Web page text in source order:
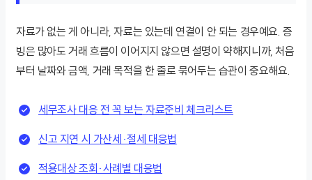
자료가 없는 게 아니라, 자료는 있는데 연결이 안 되는 경우예요. 증
빙은 많아도 거래 흐름이 이어지지 않으면 설명이 약해지니까, 처음
부터 날짜와 금액, 거래 목적을 한 줄로 묶어두는 습관이 중요해요.
세무조사 대응 전 꼭 보는 자료준비 체크리스트
신고 지연 시 가산세·절세 대응법
적용대상 조회·사례별 대응법